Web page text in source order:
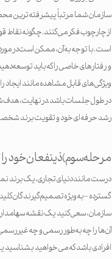
سازمان شما مرتباً پیشرفته ترین
از چارچوب فکر می کنند. چگونه
است. با توجه به آن، ممکن است در
و رفتارهای خاصی را که باید توسعه
ویژگی‌های قابل مشاهده مانند ایجاد
در طول جلسات باشد. در نهایت، هدف
رشد حرفه ای خود و تقویت برند
مرحله سوم) ذینفعان خود
درست مانند دنیای تجاری، یک برند
گسترده – به ویژه تصمیم گیرندگان
سازمان، سعی کنید یک نقشه سهامداران
آن‌ها را چه به‌طور رسمی و چه غیررسمی
افرادی باشد که می خواهید بشناسید